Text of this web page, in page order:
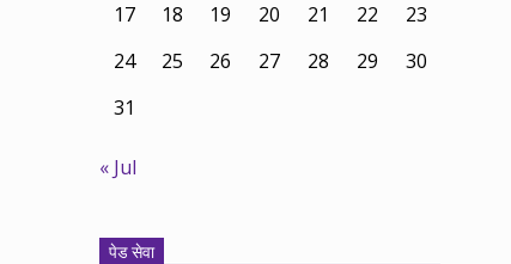
17
18 19 20 21 22
23
24
25 26 27 28 29
30
31
« Jul
पेड सेवा